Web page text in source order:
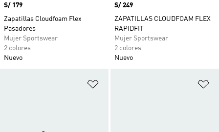
Precio
S/ 179
Zapatillas Cloudfoam Flex
Pasadores
Mujer Sportswear
2 colores
Nuevo
Precio
S/ 249
ZAPATILLAS CLOUDFOAM FLEX
RAPIDFIT
Mujer Sportswear
2 colores
Nuevo